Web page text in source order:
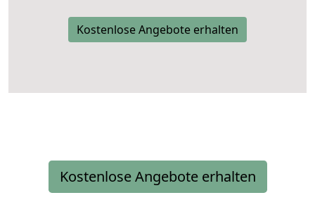
Kostenlose Angebote erhalten
Kostenlose Angebote erhalten